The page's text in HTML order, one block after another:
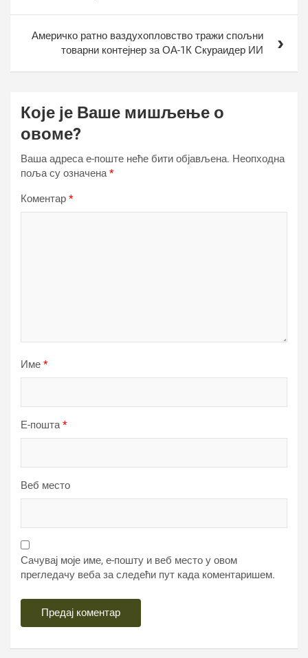
Америчко ратно ваздухопловство тражи спољни
товарни контејнер за ОА-1К Скyраидер ИИ
Које је Ваше мишљење о
овоме?
Ваша адреса е-поште неће бити објављена. Неопходна
поља су означена*
Коментар *
Име *
Е-пошта*
Веб место
Сачувај моје име, е-пошту и веб место у овом
прегледачу веба за следећи пут када коментаришем.